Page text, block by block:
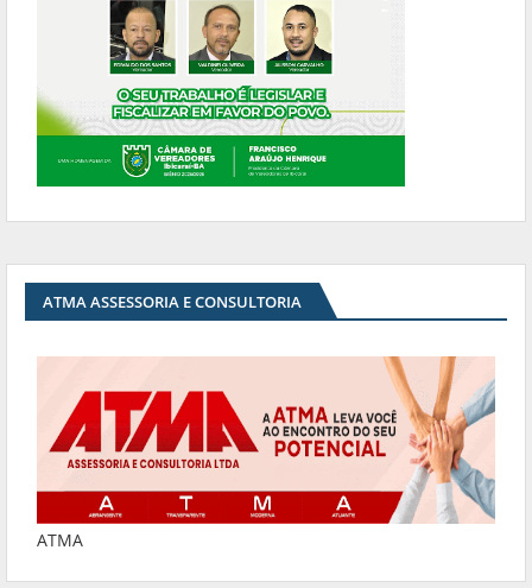
ATMA ASSESSORIA E CONSULTORIA
ATMA